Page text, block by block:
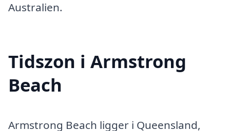
Australien.
Tidszon i Armstrong
Beach
Armstrong Beach ligger i Queensland,